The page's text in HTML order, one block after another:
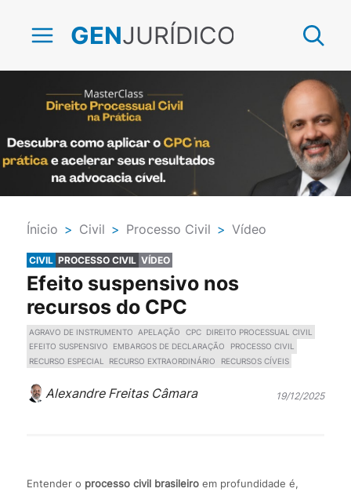
GENJURÍDICO
Ínicio > Civil > Processo Civil > Vídeo
CIVIL PROCESSO CIVIL VÍDEO
Efeito suspensivo nos
recursos do CPC
AGRAVO DE INSTRUMENTO APELAÇÃO CPC
DIREITO PROCESSUAL CIVIL
EFEITO SUSPENSIVO
EMBARGOS DE DECLARAÇÃO
PROCESSO CIVIL
RECURSO ESPECIAL
RECURSO EXTRAORDINÁRIO RECURSOS CÍVEIS
Alexandre Freitas Câmara 19/12/2025
Entender o processo civil brasileiroem profundidade é,